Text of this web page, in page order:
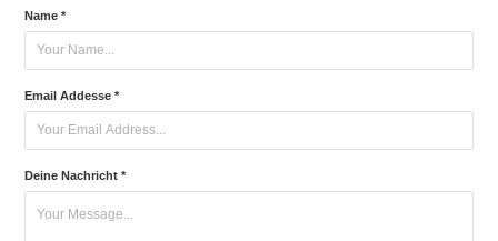
Name *
Email Addesse *
Deine Nachricht *